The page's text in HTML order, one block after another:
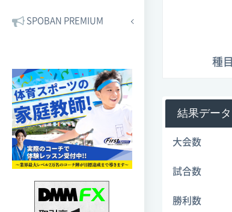
SPOBAN PREMIUM
種目
結果データ
大会数
試合数
勝利数